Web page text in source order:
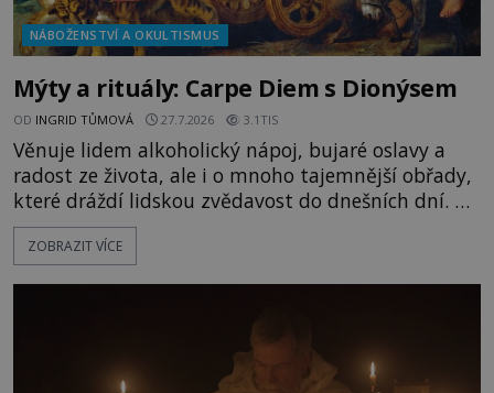
NÁBOŽENSTVÍ A OKULTISMUS
Mýty a rituály: Carpe Diem s Dionýsem
OD INGRID TŮMOVÁ 27.7.2026 3.1TIS
Věnuje lidem alkoholický nápoj, bujaré oslavy a
radost ze života, ale i o mnoho tajemnější obřady,
které dráždí lidskou zvědavost do dnešních dní. Co
doopravdy představuje bůh, jemuž Římané říkají
Bakchus? Mytologický příběh řeckého boha
ZOBRAZIT VÍCE